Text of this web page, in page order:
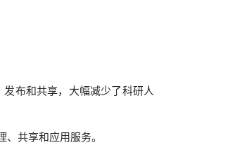
布和共享，大幅减少了科研人
共享和应用服务。